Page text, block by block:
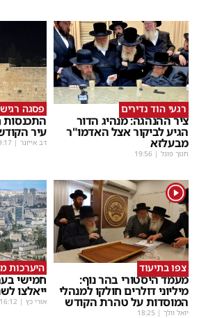
רגעי הוד נדירים
ציר ההנהגה: מנהיג הדור
הגיע לביקור אצל האדמו"ר
מבעלזא
חנוך פוגל |
19:56
פסגה
התכנסות
עיר
דב אייזנר |
1
צפו בתיעוד
מעמד היסטורי בהר נוף:
מיליוני דולרים חולקו למנהלי
המוסדות על טהרת הקודש
יואל וולך |
18:25
היערכות
חמישי
ייאלצו
אורי כץ |
16:12